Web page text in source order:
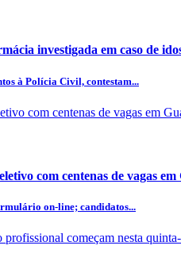
investigada em caso de
à Polícia Civil, contestam...
com centenas de vagas
on-line; candidatos...